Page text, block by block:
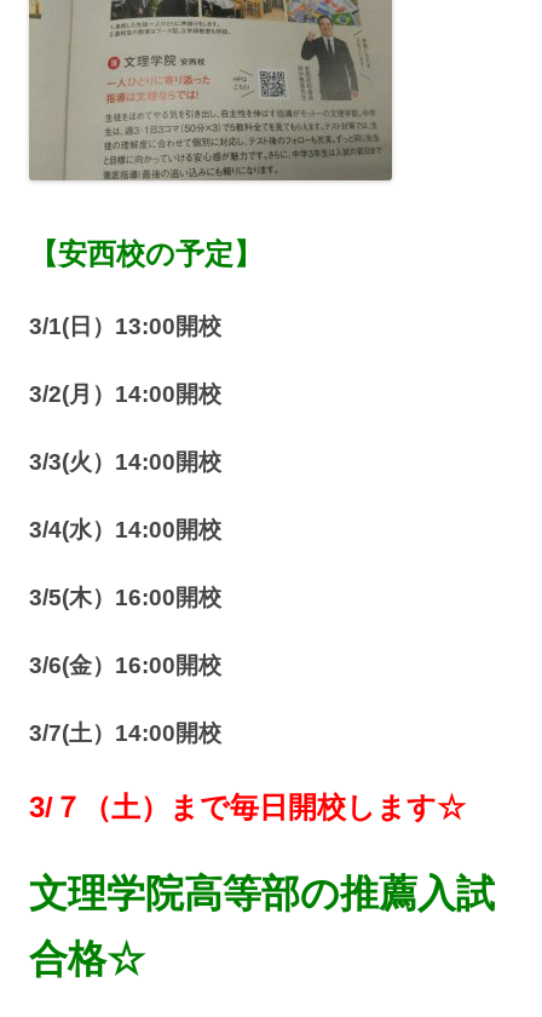
【安西校の予定】
3/1(日）13:00開校
3/2(月）14:00開校
3/3(火）14:00開校
3/4(水）14:00開校
3/5(木）16:00開校
3/6(金）16:00開校
3/7(土）14:00開校
3/７（土）まで毎日開校します☆
文理学院高等部の推薦入試
合格☆